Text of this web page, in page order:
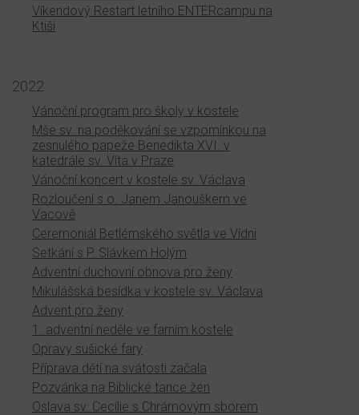
Víkendový Restart letního ENTERcampu na
Ktiši
2022
Vánoční program pro školy v kostele
Mše sv. na poděkování se vzpomínkou na
zesnulého papeže Benedikta XVI. v
katedrále sv. Víta v Praze
Vánoční koncert v kostele sv. Václava
Rozloučení s o. Janem Janouškem ve
Vacově
Ceremoniál Betlémského světla ve Vídni
Setkání s P. Slávkem Holým
Adventní duchovní obnova pro ženy
Mikulášská besídka v kostele sv. Václava
Advent pro ženy
1. adventní neděle ve farním kostele
Opravy sušické fary
Příprava dětí na svátosti začala
Pozvánka na Biblické tance žen
Oslava sv. Cecílie s Chrámovým sborem